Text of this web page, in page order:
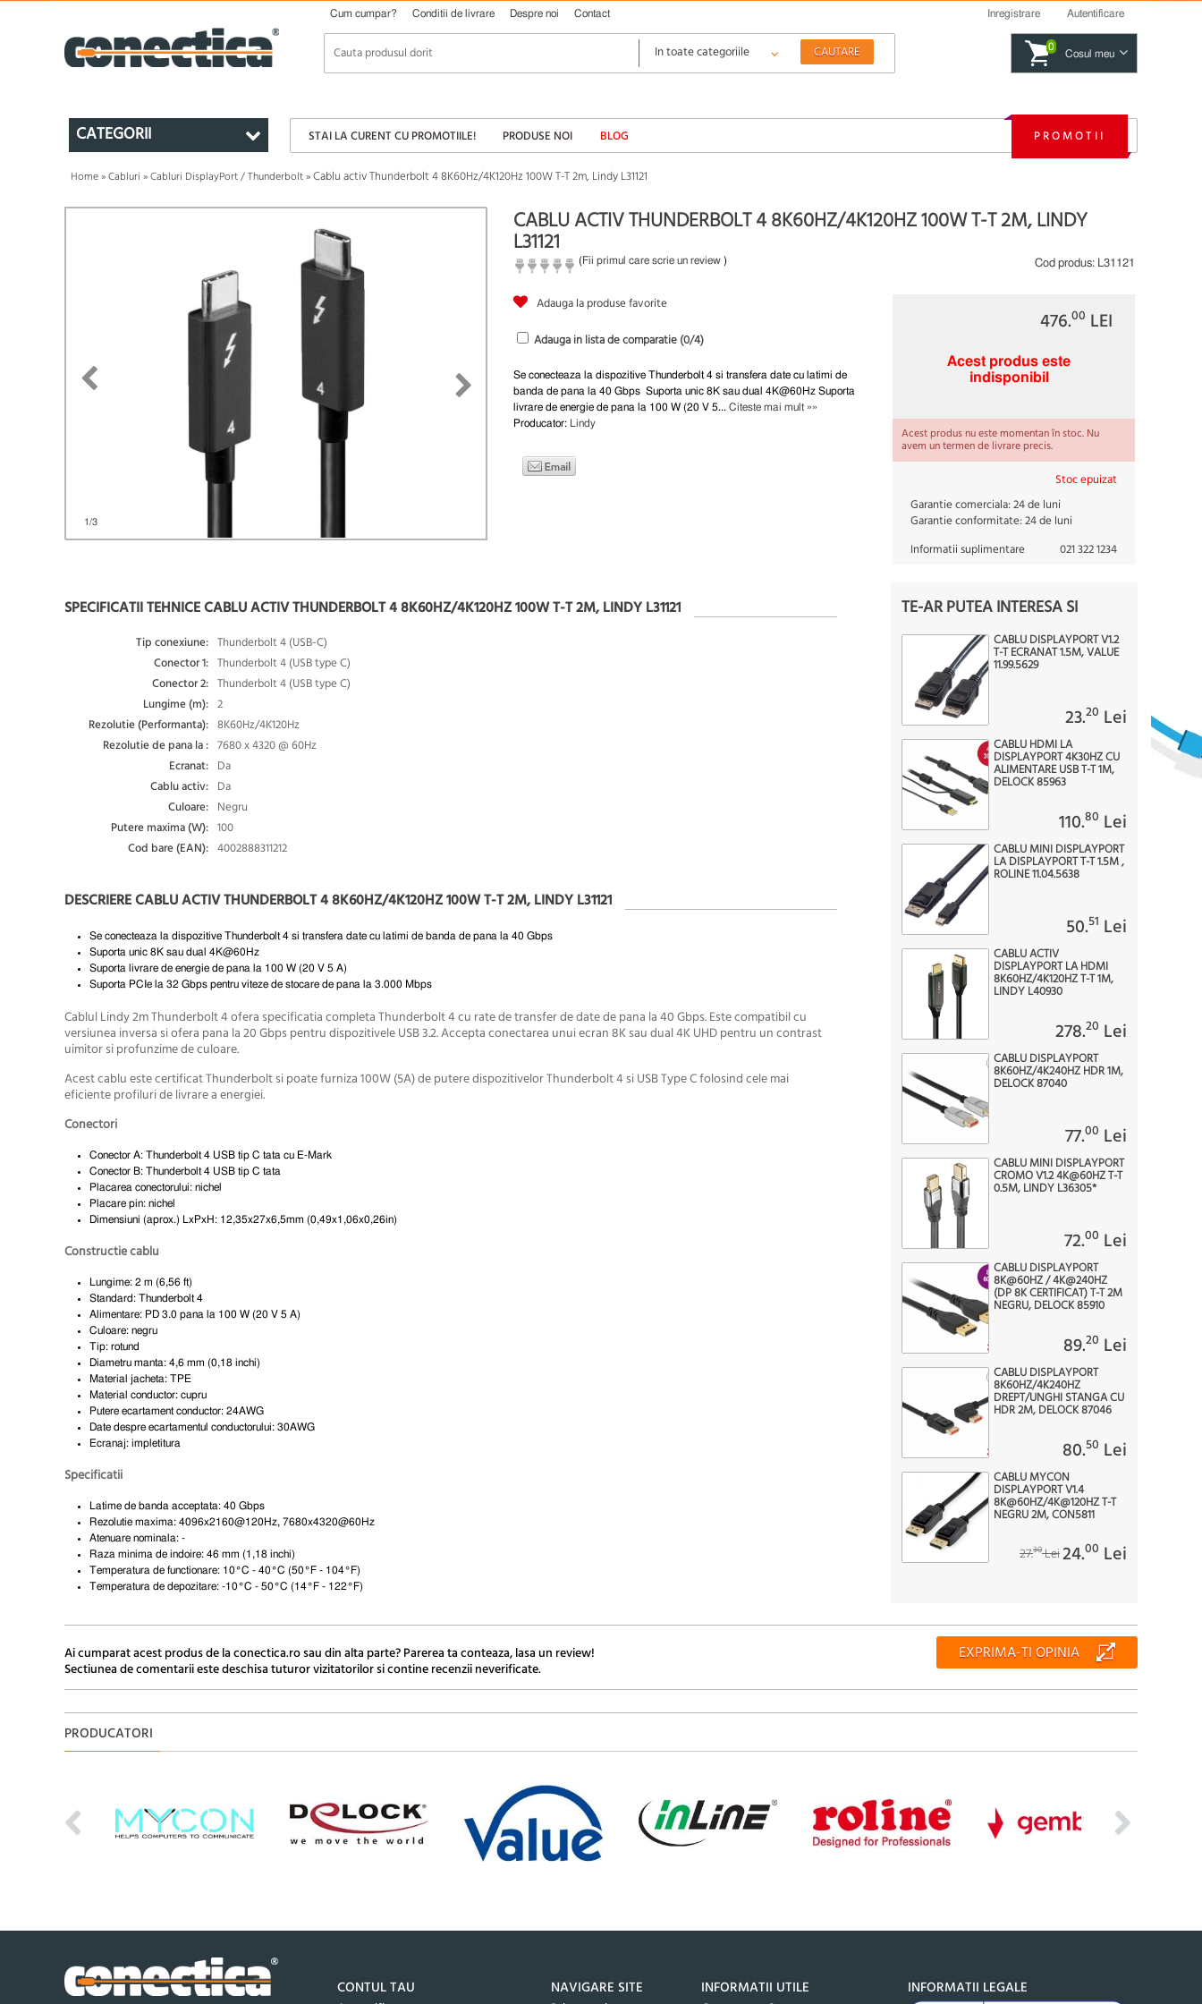
Cum cumpar? Conditii de livrare Despre noi Contact Inregistrare Autentificare
0
Cosul meu
CATEGORII STAI LA CURENT CU PROMOTIILE! PRODUSE NOI BLOG PROMOTII
Home»Cabluri »Cabluri DisplayPort / Thunderbolt»Cablu activ Thunderbolt 4 8K60Hz/4K120Hz 100W T-T 2m, Lindy L31121
1/3
CABLU ACTIV THUNDERBOLT 4 8K60HZ/4K120HZ 100W T-T 2M, LINDY
L31121
(Fii primul care scrie un review ) Cod produs: L31121
Adauga la produse favorite
Adauga in lista de comparatie (0/4)
Se conecteaza la dispozitive Thunderbolt 4 si transfera date cu latimi de
banda de pana la 40 Gbps Suporta unic 8K sau dual 4K@60Hz Suporta
livrare de energie de pana la 100 W (20 V 5... Citeste mai mult »»
Producator: Lindy
476.00 LEI
Acest produs este
indisponibil
Acest produs nu este momentan în stoc. Nu
avem un termen de livrare precis.
Stoc epuizat
Garantie comerciala:24 de luni
Garantie conformitate:24 de luni
Informatii suplimentare
021 322 1234
SPECIFICATII TEHNICE CABLU ACTIV THUNDERBOLT 4 8K60HZ/4K120HZ 100W T-T 2M, LINDY L31121
Tip conexiune: Thunderbolt 4 (USB-C)
Conector 1: Thunderbolt 4 (USB type C)
Conector 2: Thunderbolt 4 (USB type C)
Lungime (m): 2
Rezolutie (Performanta): 8K60Hz/4K120Hz
Rezolutie de pana la : 7680 x 4320 @ 60Hz
Ecranat: Da
Cablu activ: Da
Culoare: Negru
Putere maxima (W): 100
Cod bare (EAN): 4002888311212
DESCRIERE CABLU ACTIV THUNDERBOLT 4 8K60HZ/4K120HZ 100W T-T 2M, LINDY L31121
Se conecteaza la dispozitive Thunderbolt 4 si transfera date cu latimi de banda de pana la 40 Gbps
Suporta unic 8K sau dual 4K@60Hz
Suporta livrare de energie de pana la 100 W (20 V 5 A)
Suporta PCIe la 32 Gbps pentru viteze de stocare de pana la 3.000 Mbps
Cablul Lindy 2m Thunderbolt 4 ofera specificatia completa Thunderbolt 4 cu rate de transfer de date de pana la 40 Gbps. Este compatibil cu
versiunea inversa si ofera pana la 20 Gbps pentru dispozitivele USB 3.2. Accepta conectarea unui ecran 8K sau dual 4K UHD pentru un contrast
uimitor si profunzime de culoare.
Acest cablu este certificat Thunderbolt si poate furniza 100W (5A) de putere dispozitivelor Thunderbolt 4 si USB Type C folosind cele mai
eficiente profiluri de livrare a energiei.
Conectori
Conector A: Thunderbolt 4 USB tip C tata cu E-Mark
Conector B: Thunderbolt 4 USB tip C tata
Placarea conectorului: nichel
Placare pin: nichel
Dimensiuni (aprox.) LxPxH: 12,35x27x6,5mm (0,49x1,06x0,26in)
Constructie cablu
Lungime: 2 m (6,56 ft)
Standard: Thunderbolt 4
Alimentare: PD 3.0 pana la 100 W (20 V 5 A)
Culoare: negru
Tip: rotund
Diametru manta: 4,6 mm (0,18 inchi)
Material jacheta: TPE
Material conductor: cupru
Putere ecartament conductor: 24AWG
Date despre ecartamentul conductorului: 30AWG
Ecranaj: impletitura
Specificatii
Latime de banda acceptata: 40 Gbps
Rezolutie maxima: 4096x2160@120Hz, 7680x4320@60Hz
Atenuare nominala: -
Raza minima de indoire: 46 mm (1,18 inchi)
Temperatura de functionare: 10°C - 40°C (50°F - 104°F)
Temperatura de depozitare: -10°C - 50°C (14°F - 122°F)
TE-AR PUTEA INTERESA SI
CABLU DISPLAYPORT V1.2
T-T ECRANAT 1.5M, VALUE
11.99.5629
23.20 Lei
CABLU HDMI LA
DISPLAYPORT 4K30HZ CU
ALIMENTARE USB T-T 1M,
DELOCK 85963
110.80 Lei
CABLU MINI DISPLAYPORT
LA DISPLAYPORT T-T 1.5M ,
ROLINE 11.04.5638
50.51 Lei
CABLU ACTIV
DISPLAYPORT LA HDMI
8K60HZ/4K120HZ T-T 1M,
LINDY L40930
278.20 Lei
CABLU DISPLAYPORT
8K60HZ/4K240HZ HDR 1M,
DELOCK 87040
77.00 Lei
CABLU MINI DISPLAYPORT
CROMO V1.2 4K@60HZ T-T
0.5M, LINDY L36305*
72.00 Lei
CABLU DISPLAYPORT
8K@60HZ / 4K@240HZ
(DP 8K CERTIFICAT) T-T 2M
NEGRU, DELOCK 85910
89.20 Lei
CABLU DISPLAYPORT
8K60HZ/4K240HZ
DREPT/UNGHI STANGA CU
HDR 2M, DELOCK 87046
80.50 Lei
CABLU MYCON
DISPLAYPORT V1.4
8K@60HZ/4K@120HZ T-T
NEGRU 2M, CON5811
27.30Lei24.00 Lei
Ai cumparat acest produs de la conectica.ro sau din alta parte? Parerea ta conteaza, lasa un review!
Sectiunea de comentarii este deschisa tuturor vizitatorilor si contine recenzii neverificate.
EXPRIMA-TI OPINIA
PRODUCATORI
CONTUL TAU NAVIGARE SITE INFORMATII UTILE INFORMATII LEGALE